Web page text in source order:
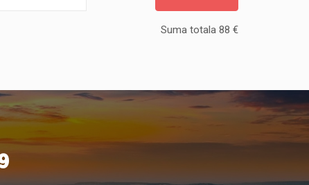
Suma totala 88 €